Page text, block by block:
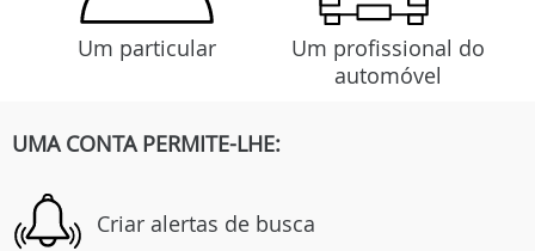
Um particular
Um profissional do
automóvel
UMA CONTA PERMITE-LHE:
Criar alertas de busca